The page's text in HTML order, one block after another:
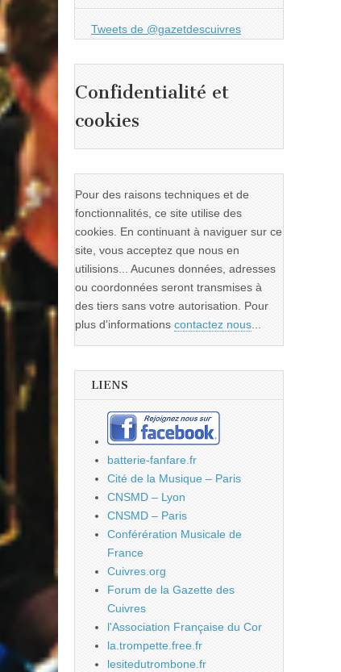
Tweets de @gazetdescuivres
Confidentialité et
cookies
Pour des raisons techniques et de
fonctionnalités, ce site utilise des
cookies. En continuant à naviguer sur ce
site, vous acceptez que nous en
utilisions... Aucunes données, adresses
ou coordonnées seront transmises à
des tiers sans votre autorisation. Pour
plus d'informations contactez nous...
LIENS
batterie-fanfare.fr
Cité de la Musique – Paris
CNSMD – Lyon
CNSMD – Paris
Conférération Musicale de
France
Cuivres.org
Forum de la Gazette des
Cuivres
l'Association Française du Cor
la.trompette.free.fr
lesitedutrombone.fr